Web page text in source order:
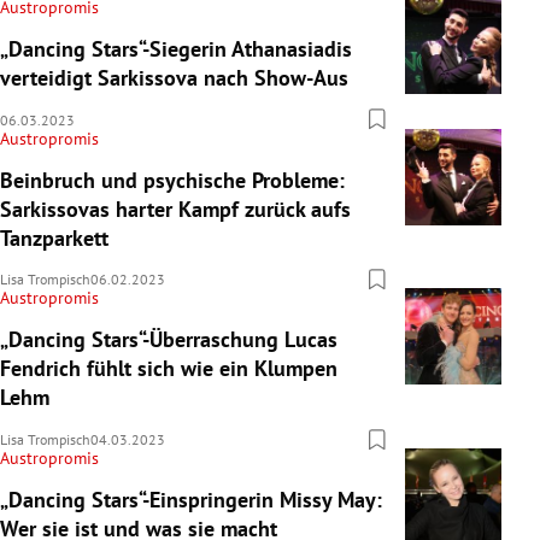
Austropromis
„Dancing Stars“-Siegerin Athanasiadis
verteidigt Sarkissova nach Show-Aus
06.03.2023
Austropromis
Beinbruch und psychische Probleme:
Sarkissovas harter Kampf zurück aufs
Tanzparkett
Lisa Trompisch06.02.2023
Austropromis
„Dancing Stars“-Überraschung Lucas
Fendrich fühlt sich wie ein Klumpen
Lehm
Lisa Trompisch04.03.2023
Austropromis
„Dancing Stars“-Einspringerin Missy May:
Wer sie ist und was sie macht